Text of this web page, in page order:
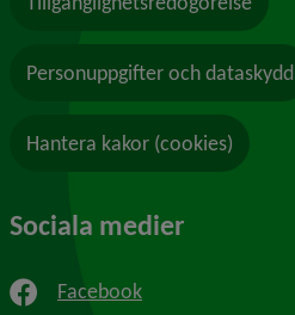
Personuppgifter och dataskydd
Hantera kakor (cookies)
Sociala medier
Facebook